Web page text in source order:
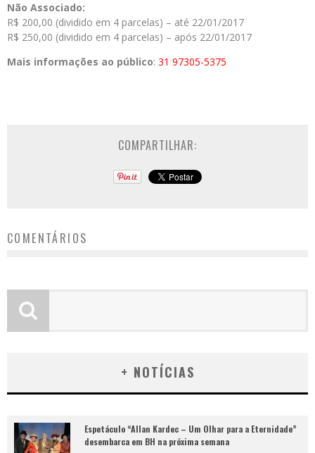
Não Associado:
R$ 200,00 (dividido em 4 parcelas) – até 22/01/2017
R$ 250,00 (dividido em 4 parcelas) – após 22/01/2017
Mais informações ao público: 31 97305-5375
COMPARTILHAR:
COMENTÁRIOS
+ NOTÍCIAS
Espetáculo “Allan Kardec – Um Olhar para a Eternidade”
desembarca em BH na próxima semana